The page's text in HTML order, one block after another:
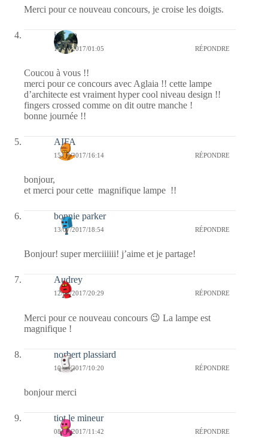
Merci pour ce nouveau concours, je croise les doigts.
iwona
16/07/2017/01:05 RÉPONDRE
Coucou à vous !!
merci pour ce concours avec Aglaia !! cette lampe
d’architecte est vraiment hyper cool niveau design !!
fingers crossed comme on dit outre manche !
bonne journée !!
AIFA
15/07/2017/16:14 RÉPONDRE
bonjour,
et merci pour cette magnifique lampe !!
bonnie parker
13/07/2017/18:54 RÉPONDRE
Bonjour! super merciiiiii! j’aime et je partage!
Audrey
12/07/2017/20:29 RÉPONDRE
Merci pour ce nouveau concours 😉 La lampe est
magnifique !
norbert plassiard
10/07/2017/10:20 RÉPONDRE
bonjour merci
tiot le mineur
08/07/2017/11:42 RÉPONDRE